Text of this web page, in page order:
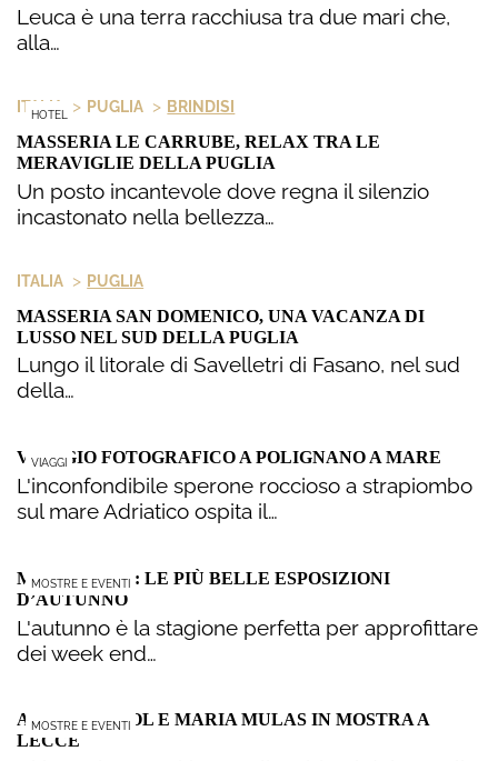
Leuca è una terra racchiusa tra due mari che,
alla…
HOTEL
ITALIA > PUGLIA > BRINDISI
MASSERIA LE CARRUBE, RELAX TRA LE
MERAVIGLIE DELLA PUGLIA
Un posto incantevole dove regna il silenzio
incastonato nella bellezza…
ITALIA > PUGLIA
MASSERIA SAN DOMENICO, UNA VACANZA DI
LUSSO NEL SUD DELLA PUGLIA
Lungo il litorale di Savelletri di Fasano, nel sud
della…
VIAGGI
VIAGGIO FOTOGRAFICO A POLIGNANO A MARE
L'inconfondibile sperone roccioso a strapiombo
sul mare Adriatico ospita il…
MOSTRE E EVENTI
MOSTRE 2016: LE PIÙ BELLE ESPOSIZIONI
D’AUTUNNO
L'autunno è la stagione perfetta per approfittare
dei week end…
MOSTRE E EVENTI
ANDY WARHOL E MARIA MULAS IN MOSTRA A
LECCE